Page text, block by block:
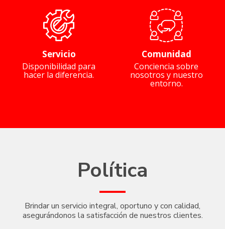
Servicio
Disponibilidad para
hacer la diferencia.
Comunidad
Conciencia sobre
nosotros y nuestro
entorno.
Política
Brindar un servicio integral, oportuno y con calidad,
asegurándonos la satisfacción de nuestros clientes.